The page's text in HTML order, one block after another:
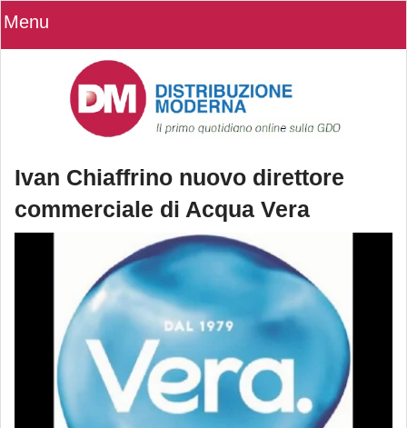
Menu
Ivan Chiaffrino nuovo direttore
commerciale di Acqua Vera